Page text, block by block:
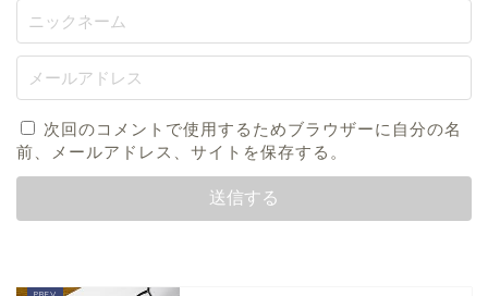
次回のコメントで使用するためブラウザーに自分の名
前、メールアドレス、サイトを保存する。